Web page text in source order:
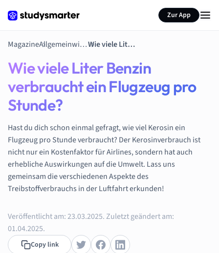
Zur App
Magazine Allgemeinwissen Wie viele Liter Benzin verbraucht ein Flugzeug pro Stunde?
Wie viele Liter Benzin
verbraucht ein Flugzeug pro
Stunde?
Hast du dich schon einmal gefragt, wie viel Kerosin ein
Flugzeug pro Stunde verbraucht? Der Kerosinverbrauch ist
nicht nur ein Kostenfaktor für Airlines, sondern hat auch
erhebliche Auswirkungen auf die Umwelt. Lass uns
gemeinsam die verschiedenen Aspekte des
Treibstoffverbrauchs in der Luftfahrt erkunden!
Veröffentlicht am:23.03.2025.Zuletzt geändert am:
01.04.2025.
Copy link